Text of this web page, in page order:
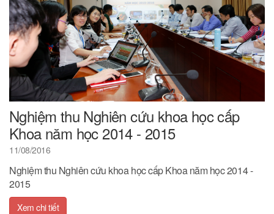
Nghiệm thu Nghiên cứu khoa học cấp
Khoa năm học 2014 - 2015
11/08/2016
Nghiệm thu Nghiên cứu khoa học cấp Khoa năm học 2014 -
2015
Xem chi tiết